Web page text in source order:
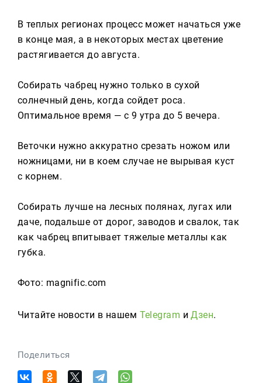
В теплых регионах процесс может начаться уже
в конце мая, а в некоторых местах цветение
растягивается до августа.
Собирать чабрец нужно только в сухой
солнечный день, когда сойдет роса.
Оптимальное время — с 9 утра до 5 вечера.
Веточки нужно аккуратно срезать ножом или
ножницами, ни в коем случае не вырывая куст
с корнем.
Собирать лучше на лесных полянах, лугах или
даче, подальше от дорог, заводов и свалок, так
как чабрец впитывает тяжелые металлы как
губка.
Фото: magnific.com
Читайте новости в нашем Telegram иДзен.
Поделиться